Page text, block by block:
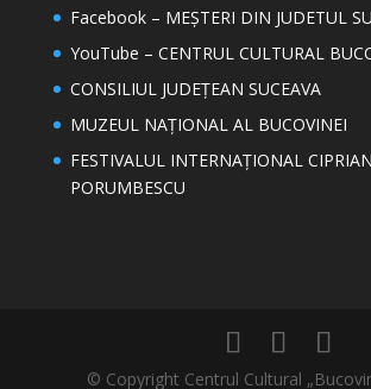
Facebook – MEȘTERI DIN JUDETUL
YouTube – CENTRUL CULTURAL
CONSILIUL JUDEȚEAN SUCEAVA
MUZEUL NAȚIONAL AL BUCOVINEI
FESTIVALUL INTERNAȚIONAL CIPRIAN
PORUMBESCU
© Copyright Centrul Cultural